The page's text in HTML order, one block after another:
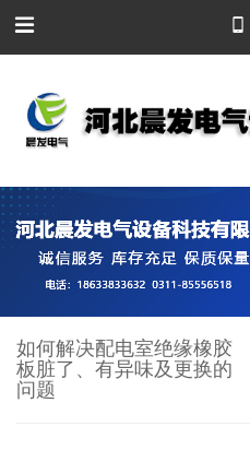
如何解决配电室绝缘橡胶
板脏了、有异味及更换的
问题​